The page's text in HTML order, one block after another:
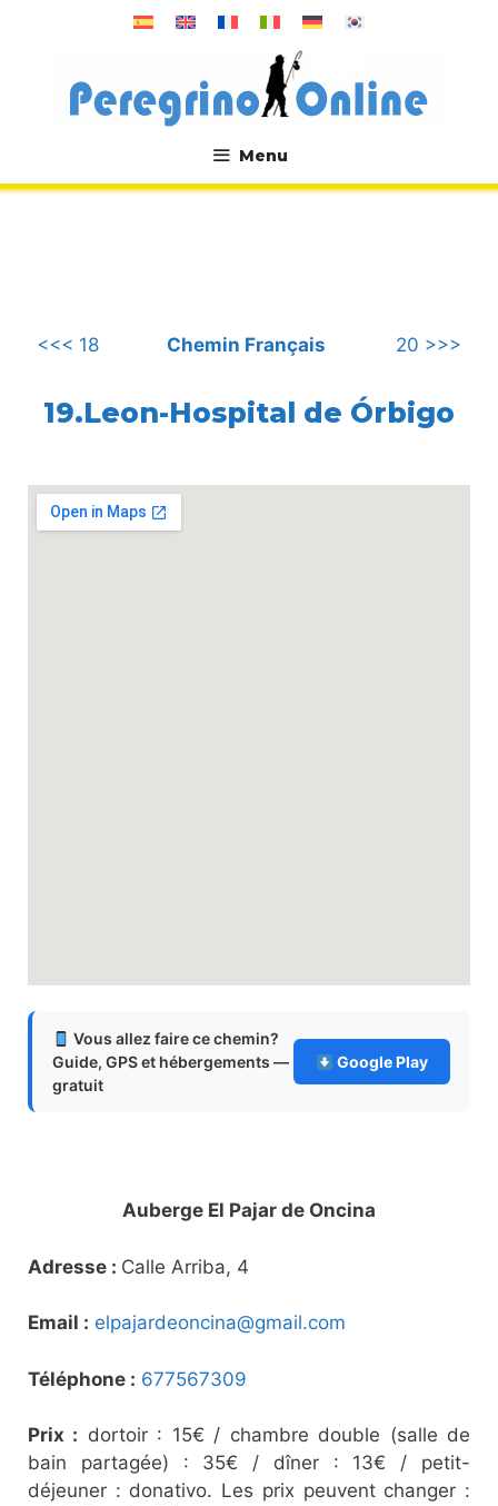
Menu
.
<<< 18 Chemin Français 20 >>>
19.Leon-Hospital de Órbigo
Vous allez faire ce chemin?
Guide, GPS et hébergements —
gratuit
Google Play
Auberge El Pajar de Oncina
Adresse : Calle Arriba, 4
Email : elpajardeoncina@gmail.com
Téléphone : 677567309
Prix : dortoir : 15€ / chambre double (salle de
bain partagée) : 35€ / dîner : 13€ / petit-
déjeuner : donativo. Les prix peuvent changer :